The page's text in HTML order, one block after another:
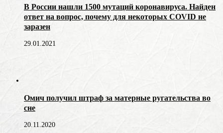
В России нашли 1500 мутаций коронавируса. Найден
ответ на вопрос, почему для некоторых COVID не
заразен
29.01.2021
Омич получил штраф за матерные ругательства во
сне
20.11.2020